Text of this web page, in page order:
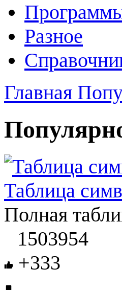
Разное
Главная
Таблица
Полная
1503954
+333